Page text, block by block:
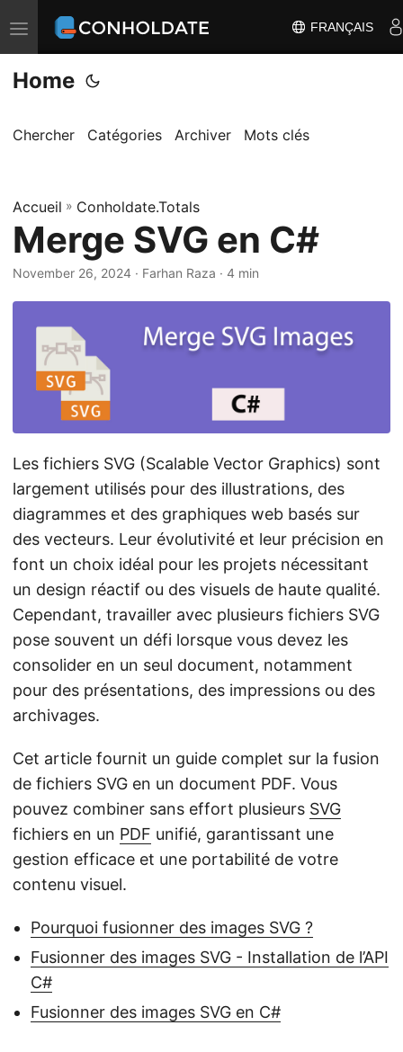
B
a
s
u
r
l
a
n
t
o
n
FRANÇAIS
Home
Chercher Catégories Archiver Mots clés
Accueil » Conholdate.Totals
Merge SVG en C#
November 26, 2024 ‎ · Farhan Raza · 4 min
Les fichiers SVG (Scalable Vector Graphics) sont
largement utilisés pour des illustrations, des
diagrammes et des graphiques web basés sur
des vecteurs. Leur évolutivité et leur précision en
font un choix idéal pour les projets nécessitant
un design réactif ou des visuels de haute qualité.
Cependant, travailler avec plusieurs fichiers SVG
pose souvent un défi lorsque vous devez les
consolider en un seul document, notamment
pour des présentations, des impressions ou des
archivages.
Cet article fournit un guide complet sur la fusion
de fichiers SVG en un document PDF. Vous
pouvez combiner sans effort plusieurs SVG
fichiers en un PDF unifié, garantissant une
gestion efficace et une portabilité de votre
contenu visuel.
Pourquoi fusionner des images SVG ?
Fusionner des images SVG - Installation de l’API
C#
Fusionner des images SVG en C#